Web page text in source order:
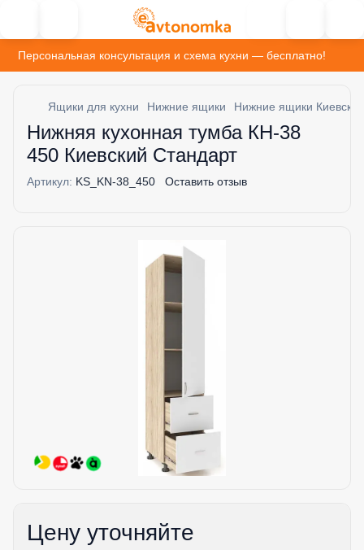
Персональная консультация и схема кухни — бесплатно!
Ящики для кухни Нижние ящики Нижние ящики
Нижняя кухонная тумба КН-38
450 Киевский Стандарт
Артикул: KS_KN-38_450 Оставить отзыв
Цену уточняйте